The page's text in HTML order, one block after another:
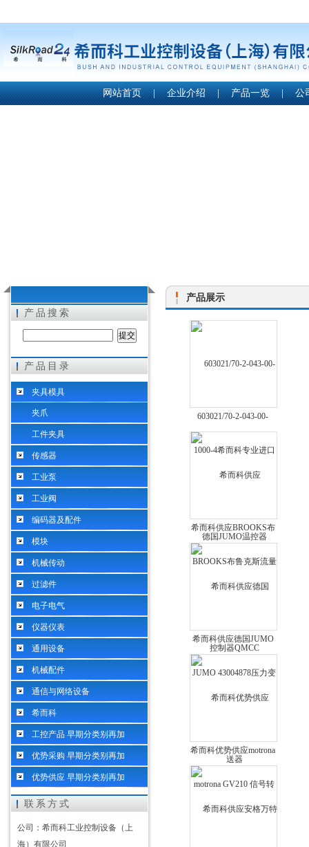
希而科工业控制设备（上海）有限公司
网站首页 | 企业介绍 | 产品一览 | 公
产品搜索
产品目录
夹具模具
夹爪
工件夹具
传感器
工业泵
工业阀
编码器及配件
模块
机械传动
过滤件
电子电气
仪器仪表
通用设备
机械配件
通信与网络设备
希而科
工控产品 早期分类别再加
优势采购 早期分类别再加
优势供应 早期分类别再加
联系方式
公司：希而科工业控制设备（上
海）有限公司
产品展示
603021/70-2-043-00-
1000-4希而科专业进口
德国JUMO温控器
希而科供应BROOKS布
鲁克斯流量控制器
QMCC
希而科供应德国JUMO
43004878压力变送器
希而科优势供应motrona
GV210 信号转换器